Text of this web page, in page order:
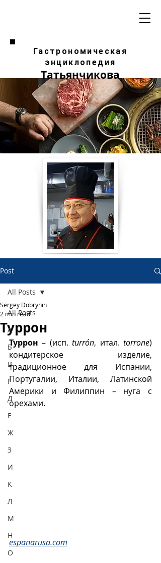
Гастрономическая
энциклопедия
Татьянчикова
Post
All Posts
А
Б
В
Г
Д
Е
Ж
З
И
К
Л
М
Н
О
All Posts
Туррон
Sergey Dobrynin
2 min read
Туррон – (исп. turrón, итал. torrone)
кондитерское изделие,
традиционное для Испании,
Португалии, Италии, Латинской
Америки и Филиппин – нуга с
орехами.
espanarusa.com